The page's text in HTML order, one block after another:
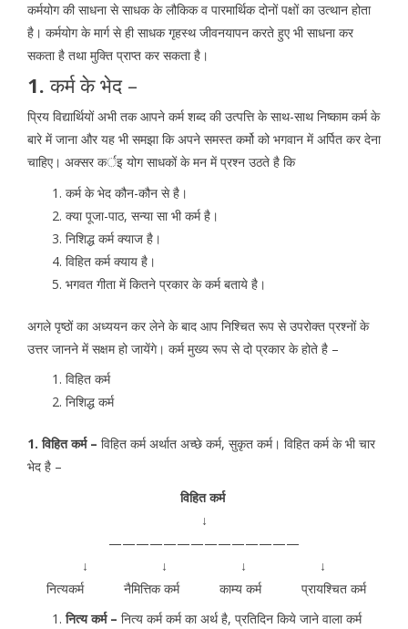
कर्मयोग की साधना से साधक के लौकिक व पारमार्थिक दोनों पक्षों का उत्थान होता
है। कर्मयोग के मार्ग से ही साधक गृहस्थ जीवनयापन करते हुए भी साधना कर
सकता है तथा मुक्ति प्राप्त कर सकता है।
1.कर्म के भेद –
प्रिय विद्यार्थियों अभी तक आपने कर्म शब्द की उत्पत्ति के साथ-साथ निष्काम कर्म के
बारे में जाना और यह भी समझा कि अपने समस्त कर्मो को भगवान में अर्पित कर देना
चाहिए। अक्सर कर्इ योग साधकों के मन में प्रश्न उठते है कि
कर्म के भेद कौन-कौन से है।
क्या पूजा-पाठ, सन्या सा भी कर्म है।
निशिद्ध कर्म क्याज है।
विहित कर्म क्याय है।
भगवत गीता में कितने प्रकार के कर्म बताये है।
अगले पृष्ठों का अध्ययन कर लेने के बाद आप निश्चित रूप से उपरोक्त प्रश्नों के
उत्तर जानने में सक्षम हो जायेंगे। कर्म मुख्य रूप से दो प्रकार के होते है –
विहित कर्म
निशिद्ध कर्म
1. विहित कर्म – विहित कर्म अर्थात अच्छे कर्म, सुकृत कर्म। विहित कर्म के भी चार
भेद है –
विहित कर्म
↓
——————————————
↓ ↓ ↓ ↓
नित्यकर्म नैमित्तिक कर्म काम्य कर्म प्रायश्चित कर्म
नित्य कर्म – नित्य कर्म कर्म का अर्थ है, प्रतिदिन किये जाने वाला कर्म